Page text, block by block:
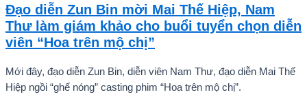
Đạo diễn Zun Bin mời Mai Thế Hiệp, Nam
Thư làm giám khảo cho buổi tuyển chọn diễn
viên “Hoa trên mộ chị”
Mới đây, đạo diễn Zun Bin, diễn viên Nam Thư, đạo diễn Mai Thế
Hiệp ngồi “ghế nóng” casting phim “Hoa trên mộ chị”.